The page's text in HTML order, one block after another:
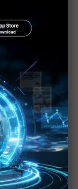
打通關
創生態系
加值不加價
Award
供應鏈商機
健康與生物科